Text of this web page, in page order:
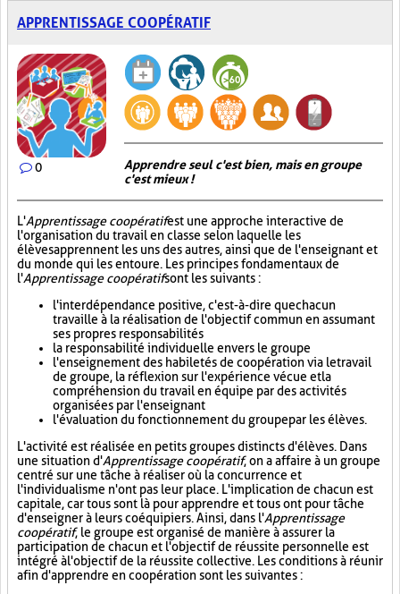
APPRENTISSAGE COOPÉRATIF
0
Apprendre seul c'est bien, mais en groupe
c'est mieux !
L'Apprentissage coopératifest une approche interactive de
l'organisation du travail en classe selon laquelle les
élèves apprennent les uns des autres, ainsi que de l'enseignant et
du monde qui les entoure. Les principes fondamentaux de
l'Apprentissage coopératifsont les suivants :
l'interdépendance positive, c'est-à-dire que chacun
travaille à la réalisation de l'objectif commun en assumant
ses propres responsabilités
la responsabilité individuelle envers le groupe
l'enseignement des habiletés de coopération via le travail
de groupe, la réflexion sur l'expérience vécue et la
compréhension du travail en équipe par des activités
organisées par l'enseignant
l'évaluation du fonctionnement du groupe par les élèves.
L'activité est réalisée en petits groupes distincts d'élèves. Dans
une situation d'Apprentissage coopératif, on a affaire à un groupe
centré sur une tâche à réaliser où la concurrence et
l'individualisme n'ont pas leur place. L'implication de chacun est
capitale, car tous sont là pour apprendre et tous ont pour tâche
d'enseigner à leurs coéquipiers. Ainsi, dans l'Apprentissage
coopératif, le groupe est organisé de manière à assurer la
participation de chacun et l'objectif de réussite personnelle est
intégré à l'objectif de la réussite collective. Les conditions à réunir
afin d'apprendre en coopération sont les suivantes :